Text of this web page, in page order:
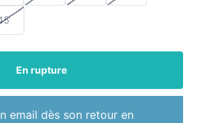
En rupture
email dès son retour en